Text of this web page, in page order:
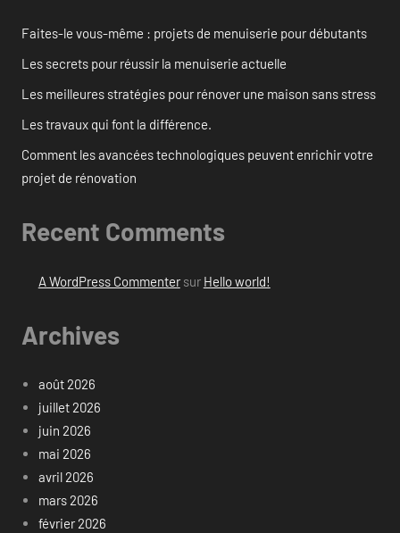
Faites-le vous-même : projets de menuiserie pour débutants
Les secrets pour réussir la menuiserie actuelle
Les meilleures stratégies pour rénover une maison sans stress
Les travaux qui font la différence.
Comment les avancées technologiques peuvent enrichir votre
projet de rénovation
Recent Comments
A WordPress Commentersur Hello world!
Archives
août 2026
juillet 2026
juin 2026
mai 2026
avril 2026
mars 2026
février 2026